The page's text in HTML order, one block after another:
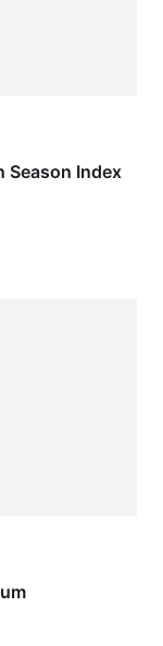
Season Index